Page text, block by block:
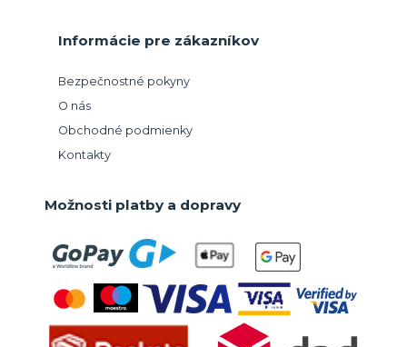
Informácie pre zákazníkov
Bezpečnostné pokyny
O nás
Obchodné podmienky
Kontakty
Možnosti platby a dopravy